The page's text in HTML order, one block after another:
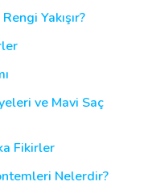
Yakışır?
ve Mavi Saç
Fikirler
Nelerdir?